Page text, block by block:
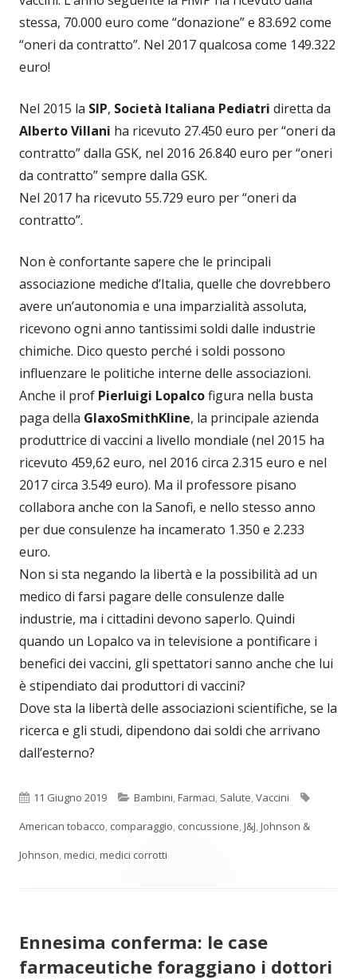
stessa, 70.000 euro come “donazione” e 83.692 come
“oneri da contratto”. Nel 2017 qualcosa come 149.322
euro!
Nel 2015 la SIP, Società Italiana Pediatri diretta da
Alberto Villani ha ricevuto 27.450 euro per “oneri da
contratto” dalla GSK, nel 2016 26.840 euro per “oneri
da contratto” sempre dalla GSK.
Nel 2017 ha ricevuto 55.729 euro per “oneri da
contratto”.
Non è confortante sapere che le principali
associazione mediche d’Italia, quelle che dovrebbero
avere un’autonomia e una imparzialità assoluta,
ricevono ogni anno tantissimi soldi dalle industrie
chimiche. Dico questo perché i soldi possono
influenzare le politiche interne delle associazioni.
Anche il prof Pierluigi Lopalcofigura nella busta
paga della GlaxoSmithKline, la principale azienda
produttrice di vaccini a livello mondiale (nel 2015 ha
ricevuto 459,62 euro, nel 2016 circa 2.315 euro e nel
2017 circa 3.549 euro). Ma il professore pisano
collabora anche con la Sanofi, e nello stesso anno
per due consulenze ha incamerato 1.350 e 2.233
euro.
Non si sta negando la libertà e la possibilità ad un
medico di farsi pagare delle consulenze dalle
industrie, ma i cittadini devono saperlo. Quindi
quando un Lopalco va in televisione a pontificare i
benefici dei vaccini, gli spettatori sanno anche che lui
è stipendiato dai produttori di vaccini?
Dove sta la libertà delle associazioni scientifiche, se la
ricerca e gli studi, dipendono dai soldi che arrivano
dall’esterno?
Pubblicato
11 Giugno 2019 Categorie
Bambini,Farmaci, Salute,Vaccini
American tobacco, comparaggio, concussione,J&J,Johnson &
Johnson,medici,medici corrotti
Ennesima conferma: le case
farmaceutiche foraggiano i dottori